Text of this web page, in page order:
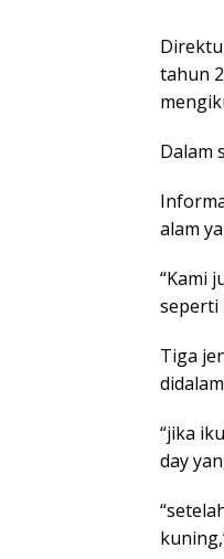
tahun
Dalam
alam
“Kami
seperti
Tiga
“jika
day